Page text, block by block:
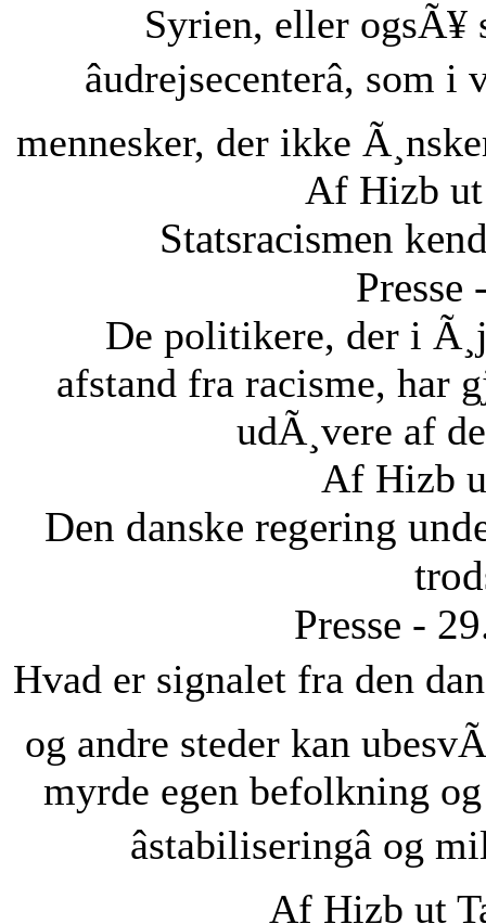
Syrien, eller ogsÃ¥
âudrejsecenterâ,
mennesker, der ikke
Af Hizb
Statsracismen
De politikere, der i
afstand fra racisme, har
udÃ¸vere af
Af Hizb
Den danske regering
Presse -
Hvad er signalet fra den
og andre steder kan
myrde egen befolkning
âstabiliseringâ
Af Hizb ut